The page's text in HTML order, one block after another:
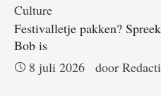
Culture
Festivalletje pakken?
Bob is
8 juli 2026
door